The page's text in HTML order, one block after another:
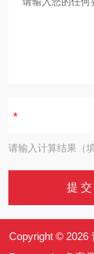
请输入计算结果（
Copyright © 2026